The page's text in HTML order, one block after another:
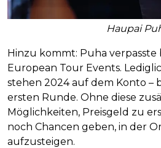
Haupai
Hinzu kommt: Puha verpasste
European Tour Events.
stehen 2024 auf dem Konto –
ersten Runde. Ohne diese
Möglichkeiten, Preisgeld zu
noch Chancen geben, in der
aufzusteigen.